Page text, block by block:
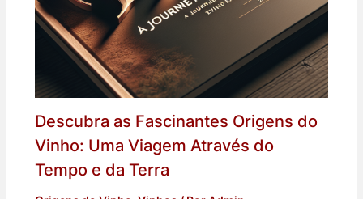
Descubra as Fascinantes Origens do
Vinho: Uma Viagem Através do
Tempo e da Terra